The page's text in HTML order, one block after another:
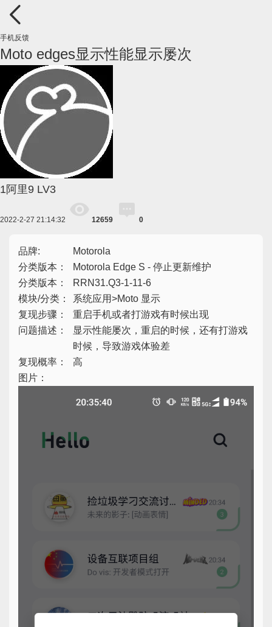
手机反馈
Moto edges显示性能显示屡次
1阿里9 LV3
2022-2-27 21:14:32 12659 0
品牌:
Motorola
分类版本：
Motorola Edge S - 停止更新维护
分类版本：
RRN31.Q3-1-11-6
模块/分类：
系统应用>Moto 显示
复现步骤：
重启手机或者打游戏有时候出现
问题描述：
显示性能屡次，重启的时候，还有打游戏
时候，导致游戏体验差
复现概率：
高
图片：